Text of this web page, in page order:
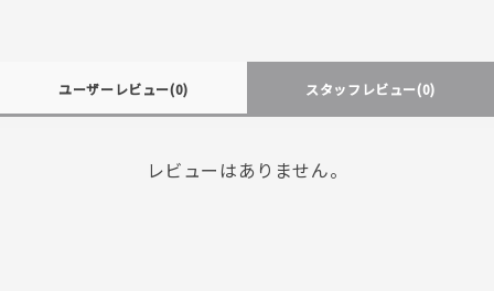
ユーザーレビュー(0) スタッフレビュー(0)
レビューはありません。